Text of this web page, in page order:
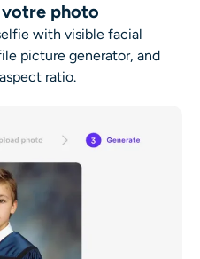
votre photo
with visible facial
picture generator, and
ratio.